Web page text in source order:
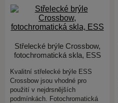
Střelecké brýle Crossbow,
fotochromatická skla, ESS
Kvalitní střelecké brýle ESS
Crossbow jsou vhodné pro
použití v nejdrsnějších
podmínkách. Fotochromatická